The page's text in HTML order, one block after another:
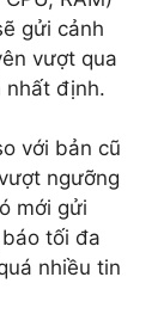
gửi cảnh
vượt qua
nhất định.
với bản cũ
ngưỡng
mới gửi
tối đa
nhiều tin